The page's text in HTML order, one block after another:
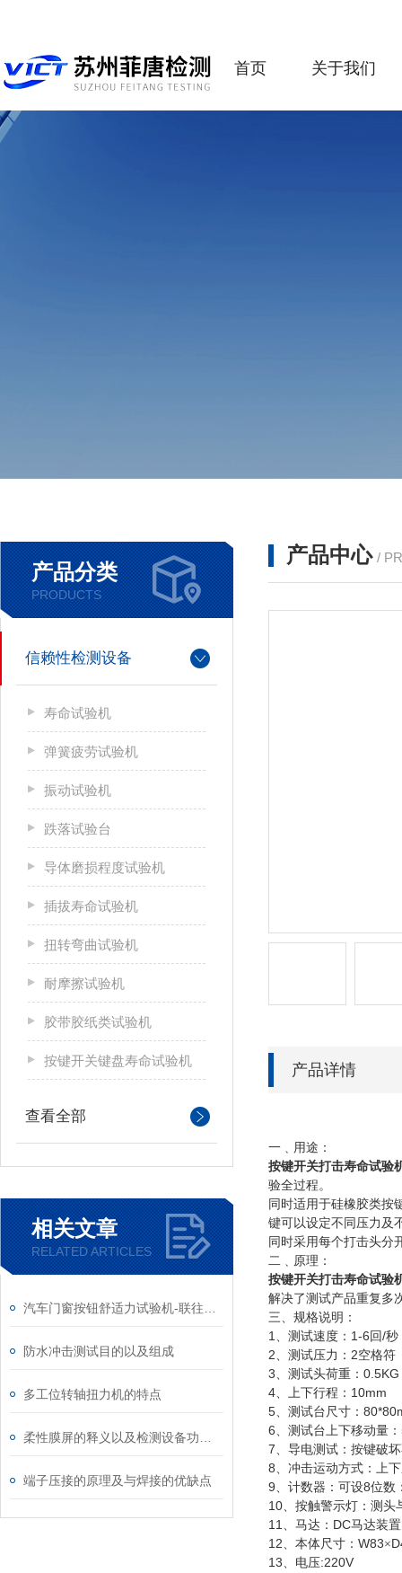
首页 关于我们
产品分类
PRODUCTS
信赖性检测设备
寿命试验机
弹簧疲劳试验机
振动试验机
跌落试验台
导体磨损程度试验机
插拔寿命试验机
扭转弯曲试验机
耐摩擦试验机
胶带胶纸类试验机
按键开关键盘寿命试验机
查看全部
相关文章
RELATED ARTICLES
防水冲击测试目的以及组成
多工位转轴扭力机的特点
端子压接的原理及与焊接的优缺点
产品中心 /
产品详情
一﹑用途：
按键开关打击寿命试验
验全过程。
同时适用于硅橡胶类按
键可以设定不同压力及
同时采用每个打击头分
二﹑原理：
按键开关打击寿命试验
解决了测试产品重复多
三、规格说明：
1 、测试速度： 1-6 回/秒
2、测试压力： 2空格符
3、测试头荷重： 0.5KG
4、上下行程： 10mm
5、测试台尺寸：
6、测试台上下移动量：
7、导电测试：按键破
8、冲击运动方式：上
9、计数器：可设8位数
10、按触警示灯：测头
11 、马达： DC马达装置
12、本体尺寸： W83×
13、电压:220V